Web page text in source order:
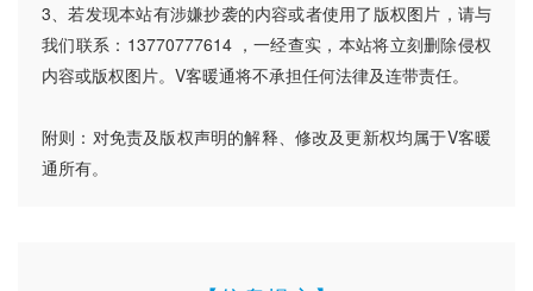
3、若发现本站有涉嫌抄袭的内容或者使用了版权图片，请与
我们联系：13770777614 ，一经查实，本站将立刻删除侵权
内容或版权图片。V客暖通将不承担任何法律及连带责任。
附则：对免责及版权声明的解释、修改及更新权均属于V客暖
通所有。